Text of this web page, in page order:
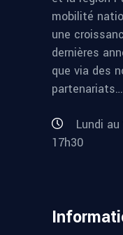
mobilité
une
dernières
que via des
partenariats…
Lundi
17h30